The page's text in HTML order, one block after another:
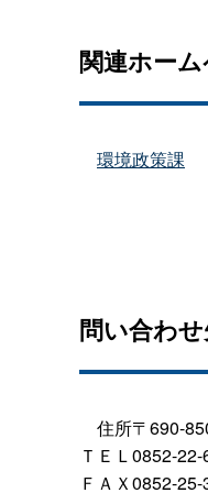
関連ホー
環境政策課
問い合わ
住所〒690-
ＴＥＬ0852-
ＦＡＸ0852-25-